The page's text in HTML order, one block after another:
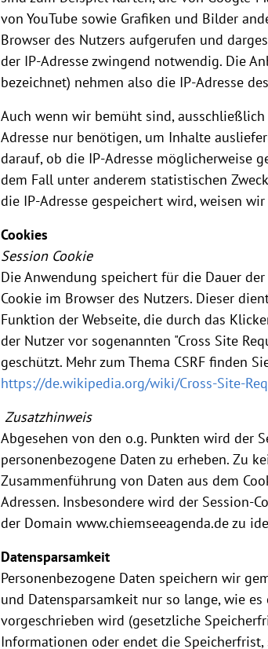
von YouTube sowie Grafiken und Bilder
Browser des Nutzers aufgerufen und
der IP-Adresse zwingend notwendig. Die
bezeichnet) nehmen also die IP-Adresse
Auch wenn wir bemüht sind,
Adresse nur benötigen, um Inhalte
darauf, ob die IP-Adresse möglicherweise
dem Fall unter anderem statistischen
die IP-Adresse gespeichert wird, weisen
Cookies
Session Cookie
Die Anwendung speichert für die Dauer
Cookie im Browser des Nutzers. Dieser
Funktion der Webseite, die durch das
der Nutzer vor sogenannten "Cross Site
geschützt. Mehr zum Thema CSRF finden
https://de.wikipedia.org/wiki/Cross-Site-
Zusatzhinweis
Abgesehen von den o.g. Punkten wird der
personenbezogene Daten zu erheben. Zu
Zusammenführung von Daten aus dem
Adressen. Insbesondere wird der Session-
der Domain www.chiemseeagenda.de zu
Datensparsamkeit
Personenbezogene Daten speichern wir
und Datensparsamkeit nur so lange, wie
vorgeschrieben wird (gesetzliche
Informationen oder endet die